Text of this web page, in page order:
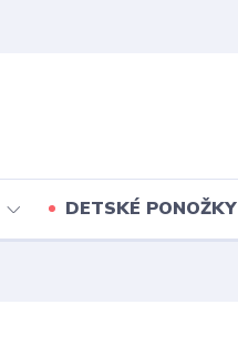
DETSKÉ PONOŽKY